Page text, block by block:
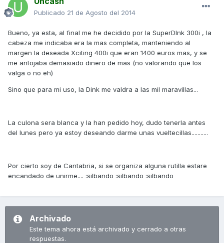
Publicado 21 de Agosto del 2014
Bueno, ya esta, al final me he decidido por la SuperDInk 300i , la
cabeza me indicaba era la mas completa, manteniendo al
margen la deseada Xciting 400i que eran 1400 euros mas, y se
me antojaba demasiado dinero de mas (no valorando que los
valga o no eh)
Sino que para mi uso, la Dink me valdra a las mil maravillas...
La culona sera blanca y la han pedido hoy, dudo tenerla antes
del lunes pero ya estoy deseando darme unas vueltecillas...........
Por cierto soy de Cantabria, si se organiza alguna rutilla estare
encandado de unirme.... :silbando :silbando :silbando
Archivado
Este tema ahora está archivado y cerrado a otras
respuestas.